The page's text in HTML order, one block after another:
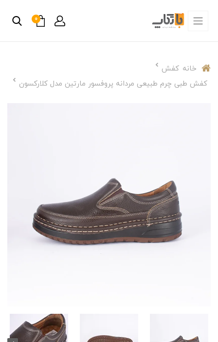
0
خانه کفش
کفش طبی چرم طبیعی مردانه پروفسور مارتین مدل کلارکسون